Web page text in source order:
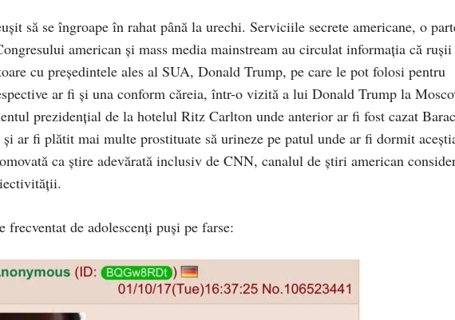
să se îngroape în rahat până la urechi. Serviciile secrete americane, o
american și mass media mainstream au circulat informația că rușii
cu președintele ales al SUA, Donald Trump, pe care le pot folosi pentru
ar fi și una conform căreia, într-o vizită a lui Donald Trump la
prezidențial de la hotelul Ritz Carlton unde anterior ar fi fost cazat
ar fi plătit mai multe prostituate să urineze pe patul unde ar fi dormit
ca știre adevărată inclusiv de CNN, canalul de știri american
de adolescenți puși pe farse: